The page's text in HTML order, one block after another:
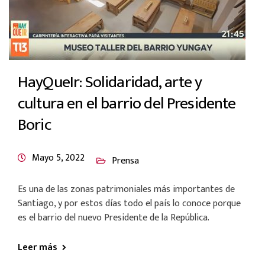
HayQueIr: Solidaridad, arte y
cultura en el barrio del Presidente
Boric
Mayo 5, 2022
Prensa
Es una de las zonas patrimoniales más importantes de
Santiago, y por estos días todo el país lo conoce porque
es el barrio del nuevo Presidente de la República.
Leer más